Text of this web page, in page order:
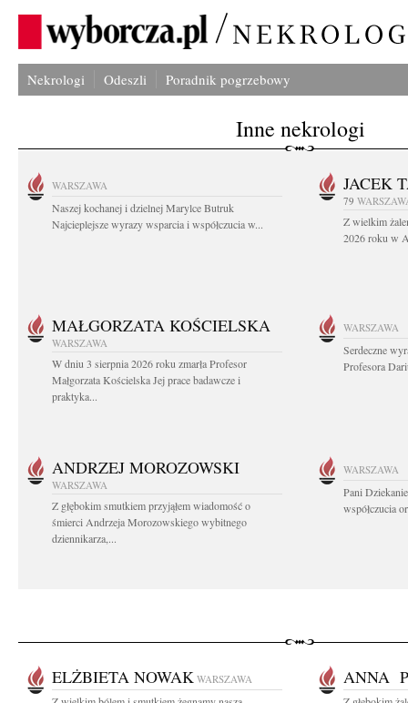
Nekrologi Odeszli Poradnik pogrzebowy
Inne nekrologi
WARSZAWA
Naszej kochanej i dzielnej Marylce Butruk
Najcieplejsze wyrazy wsparcia i współczucia w...
JACEK
79
Z wielkim
2026 roku w
MAŁGORZATA KOŚCIELSKA
WARSZAWA
W dniu 3 sierpnia 2026 roku zmarła Profesor
Małgorzata Kościelska Jej prace badawcze i
praktyka...
WARSZAWA
Serdeczne
Profesora
ANDRZEJ MOROZOWSKI
WARSZAWA
Z głębokim smutkiem przyjąłem wiadomość o
śmierci Andrzeja Morozowskiego wybitnego
dziennikarza,...
WARSZAWA
Pani
współczucia
ELŻBIETA NOWAK WARSZAWA ANNA